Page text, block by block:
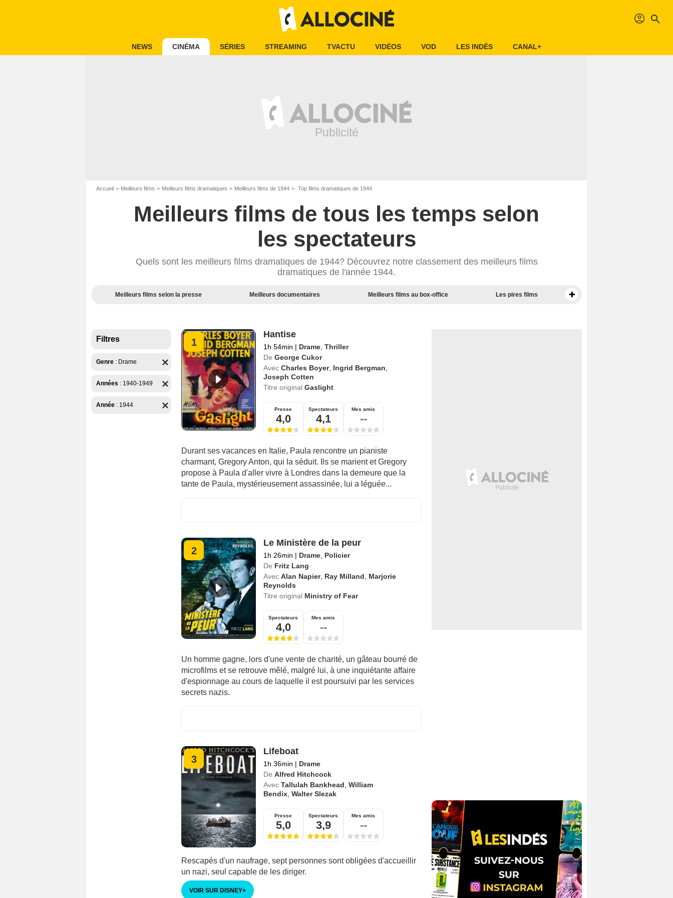
profil search
NEWS CINÉMA SÉRIES STREAMING TVACTU VIDÉOS VOD LES INDÉS CANAL+
Accueil Meilleurs films Meilleurs films dramatiques Meilleurs films de 1944 Top films dramatiques de 1944
Meilleurs films de tous les temps selon
les spectateurs
Quels sont les meilleurs films dramatiques de 1944? Découvrez notre classement des meilleurs films
dramatiques de l'année 1944.
Meilleurs films selon la presse Meilleurs documentaires Meilleurs films au box-office Les pires films
Filtres
Genre : Drame
Années : 1940-1949
Année : 1944
1
Hantise
1h 54min | Drame, Thriller
De George Cukor
Avec Charles Boyer, Ingrid Bergman
Joseph Cotten
Titre original Gaslight
Presse
4,0
Spectateurs
4,1
Mes amis
--
Durant ses vacances en Italie, Paula rencontre un pianiste
charmant, Gregory Anton, qui la séduit. Ils se marient et Gregory
propose à Paula d'aller vivre à Londres dans la demeure que la
tante de Paula, mystérieusement assassinée, lui a léguée...
2
Le Ministère de la peur
1h 26min | Drame, Policier
De Fritz Lang
Avec Alan Napier, Ray Milland
Marjorie
Reynolds
Titre original Ministry of Fear
Spectateurs
4,0
Mes amis
--
Un homme gagne, lors d'une vente de charité, un gâteau bourré de
microfilms et se retrouve mêlé, malgré lui, à une inquiétante affaire
d'espionnage au cours de laquelle il est poursuivi par les services
secrets nazis.
3
Lifeboat
1h 36min | Drame
De Alfred Hitchcock
Avec Tallulah Bankhead William
Bendix, Walter Slezak
Presse
5,0
Spectateurs
3,9
Mes amis
--
Rescapés d'un naufrage, sept personnes sont obligées d'accueillir
un nazi, seul capable de les diriger.
VOIR SUR DISNEY+